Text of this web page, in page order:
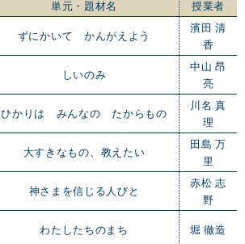
単元・題材名
授業者
ずにかいて かんがえよう
濱田 清
香
しいのみ
中山 昂
亮
ひかりは みんなの たからもの
川名 真
理
大すきなもの、教えたい
田島 万
里
神さまを信じる人びと
赤松 志
野
わたしたちのまち 堀 徹造